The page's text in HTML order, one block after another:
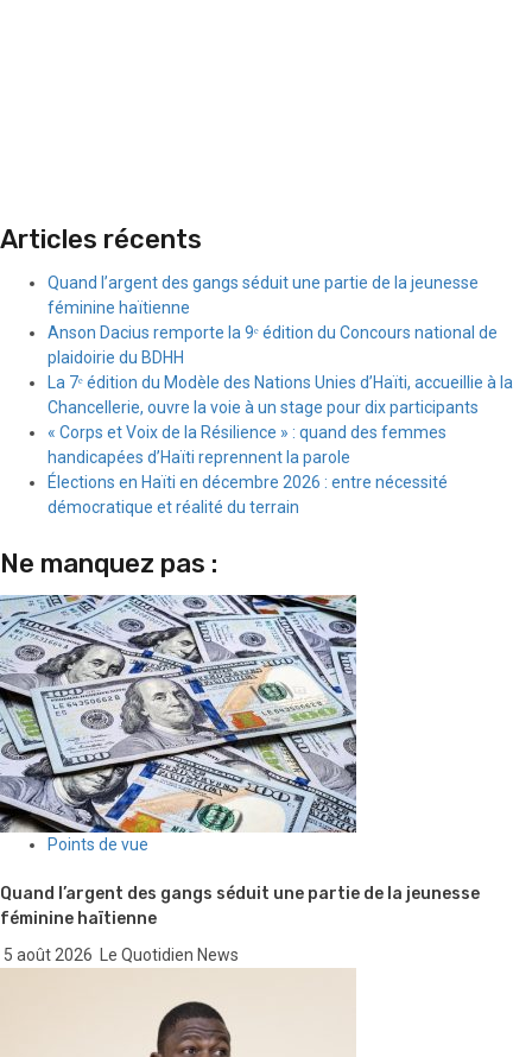
Articles récents
Quand l’argent des gangs séduit une partie de la jeunesse
féminine haïtienne
Anson Dacius remporte la 9ᵉ édition du Concours national de
plaidoirie du BDHH
La 7ᵉ édition du Modèle des Nations Unies d’Haïti, accueillie à la
Chancellerie, ouvre la voie à un stage pour dix participants
« Corps et Voix de la Résilience » : quand des femmes
handicapées d’Haïti reprennent la parole
Élections en Haïti en décembre 2026 : entre nécessité
démocratique et réalité du terrain
Ne manquez pas :
Points de vue
Quand l’argent des gangs séduit une partie de la jeunesse
féminine haïtienne
5 août 2026 Le Quotidien News